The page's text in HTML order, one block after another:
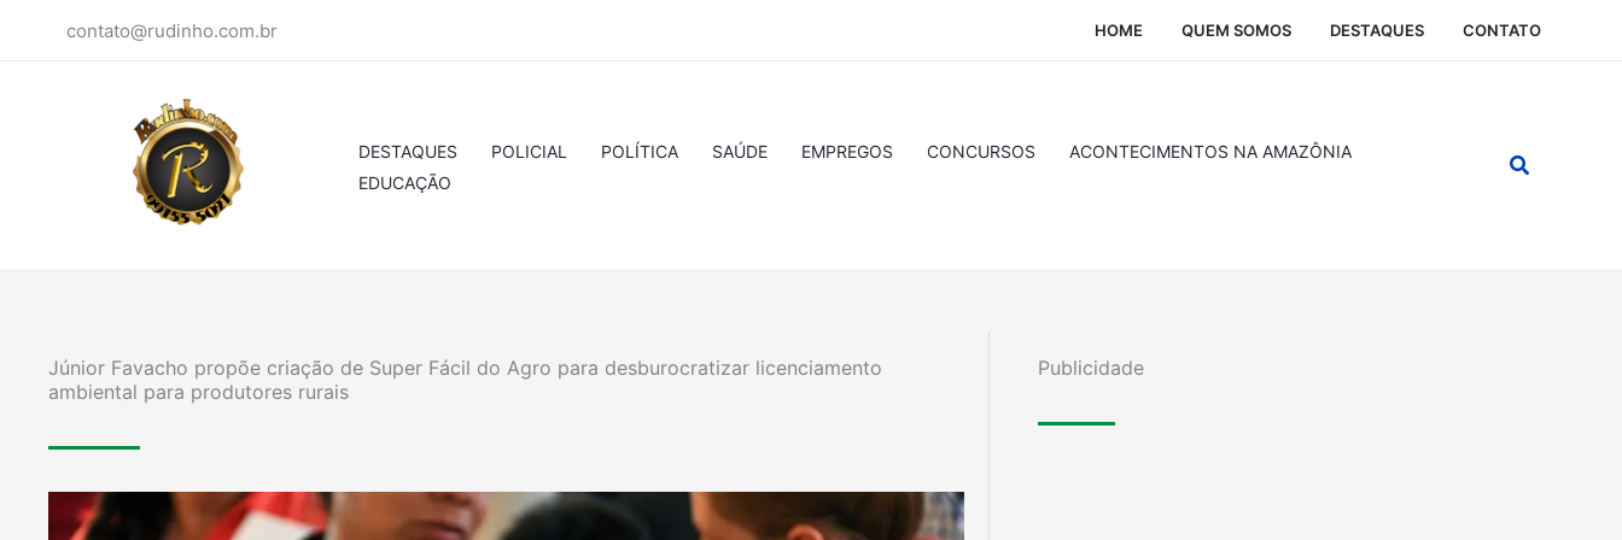
contato@rudinho.com.br HOME QUEM SOMOS DESTAQUES CONTATO
DESTAQUES POLICIAL POLÍTICA SAÚDE EMPREGOS CONCURSOS
ACONTECIMENTOS NA AMAZÔNIA
EDUCAÇÃO
Pesquisar
Júnior Favacho propõe criação de Super Fácil do Agro para desburocratizar licenciamento
ambiental para produtores rurais
Publicidade